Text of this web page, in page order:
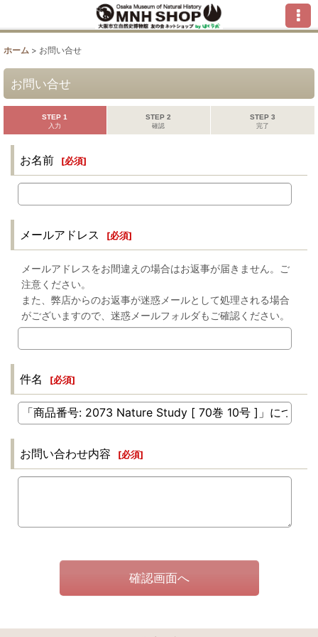
ホーム > お問い合せ
お問い合せ
STEP 1
入力
STEP 2
確認
STEP 3
完了
お名前 [必須]
メールアドレス [必須]
メールアドレスをお間違えの場合はお返事が届きません。ご
注意ください。
また、弊店からのお返事が迷惑メールとして処理される場合
がございますので、迷惑メールフォルダもご確認ください。
件名 [必須]
お問い合わせ内容 [必須]
確認画面へ